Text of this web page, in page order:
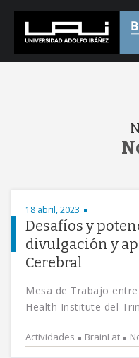
18 abril, 2023
Desafíos y
divulgación y
Cerebral
Mesa de Trabajo
Health Institute del
Actividades BrainLat